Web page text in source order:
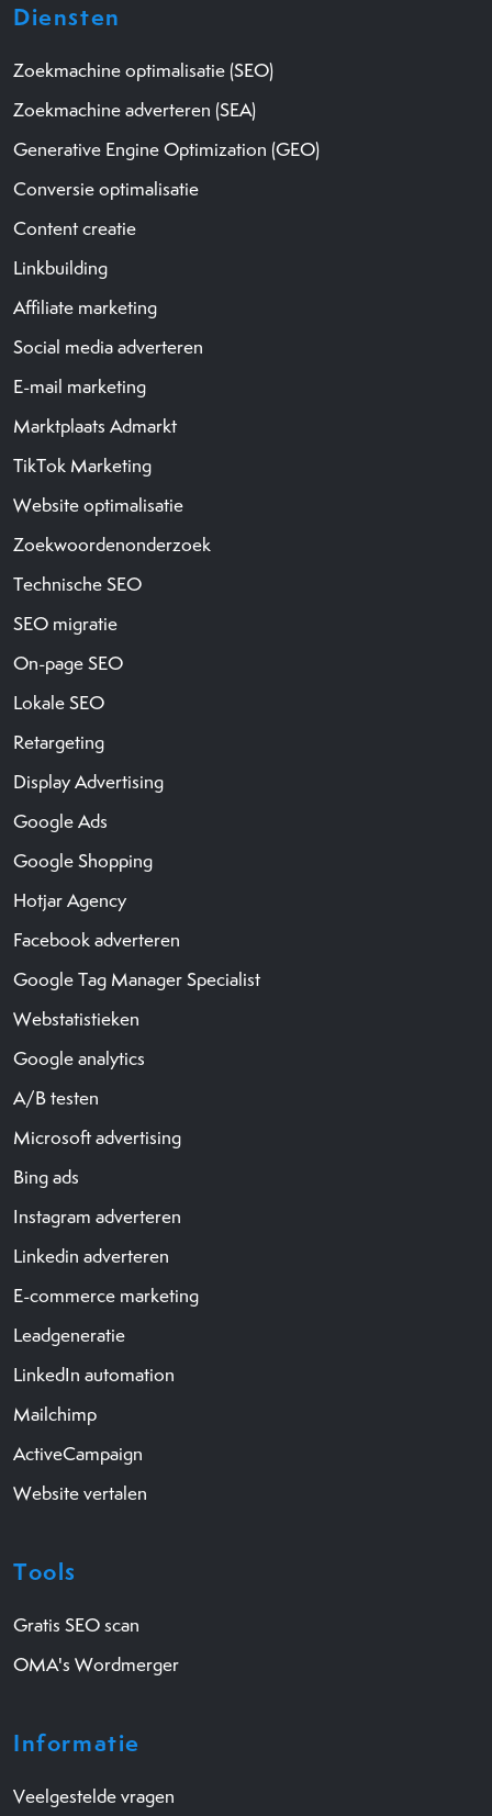
Diensten
Zoekmachine optimalisatie (SEO)
Zoekmachine adverteren (SEA)
Generative Engine Optimization (GEO)
Conversie optimalisatie
Content creatie
Linkbuilding
Affiliate marketing
Social media adverteren
E-mail marketing
Marktplaats Admarkt
TikTok Marketing
Website optimalisatie
Zoekwoordenonderzoek
Technische SEO
SEO migratie
On-page SEO
Lokale SEO
Retargeting
Display Advertising
Google Ads
Google Shopping
Hotjar Agency
Facebook adverteren
Google Tag Manager Specialist
Webstatistieken
Google analytics
A/B testen
Microsoft advertising
Bing ads
Instagram adverteren
Linkedin adverteren
E-commerce marketing
Leadgeneratie
LinkedIn automation
Mailchimp
ActiveCampaign
Website vertalen
Tools
Gratis SEO scan
OMA's Wordmerger
Informatie
Veelgestelde vragen